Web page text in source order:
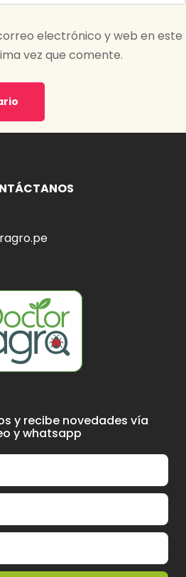
electrónico y web en este
vez que comente.
y recibe novedades vía
y whatsapp